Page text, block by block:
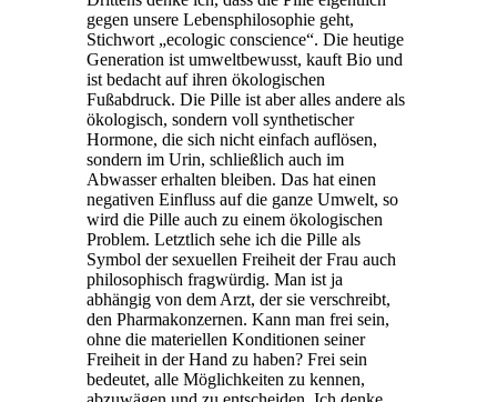
gegen unsere Lebensphilosophie geht,
Stichwort „ecologic conscience“. Die heutige
Generation ist umweltbewusst, kauft Bio und
ist bedacht auf ihren ökologischen
Fußabdruck. Die Pille ist aber alles andere als
ökologisch, sondern voll synthetischer
Hormone, die sich nicht einfach auflösen,
sondern im Urin, schließlich auch im
Abwasser erhalten bleiben. Das hat einen
negativen Einfluss auf die ganze Umwelt, so
wird die Pille auch zu einem ökologischen
Problem. Letztlich sehe ich die Pille als
Symbol der sexuellen Freiheit der Frau auch
philosophisch fragwürdig. Man ist ja
abhängig von dem Arzt, der sie verschreibt,
den Pharmakonzernen. Kann man frei sein,
ohne die materiellen Konditionen seiner
Freiheit in der Hand zu haben? Frei sein
bedeutet, alle Möglichkeiten zu kennen,